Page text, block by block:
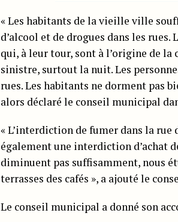
« Les habitants de la vieille ville
d’alcool et de drogues dans les
qui, à leur tour, sont à l’origine de
sinistre, surtout la nuit. Les
rues. Les habitants ne dorment pas
alors déclaré le conseil municipal
« L’interdiction de fumer dans la rue
également une interdiction d’achat
diminuent pas suffisamment, nous
terrasses des cafés », a ajouté le
Le conseil municipal a donné son